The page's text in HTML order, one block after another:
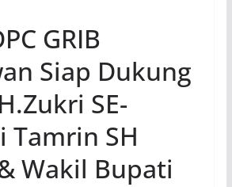
GRIB
Siap Dukung
SE-
Tamrin SH
Wakil Bupati